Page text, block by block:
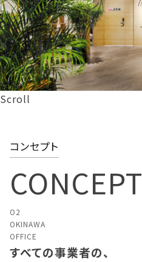
Scroll
コンセプト
CONCEPT
O2
OKINAWA
OFFICE
すべての事業者の、